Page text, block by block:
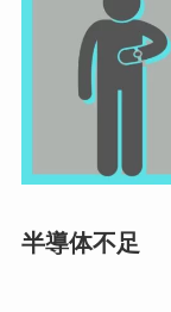
半導体不足